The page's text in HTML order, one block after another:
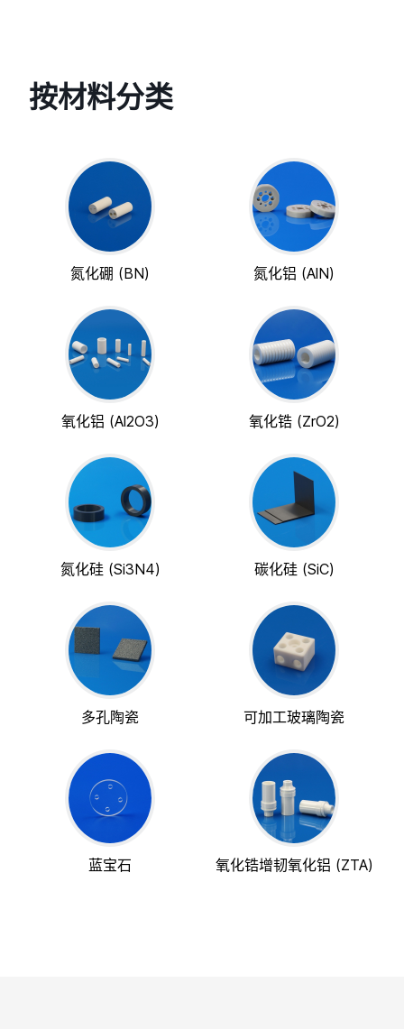
按材料分类
氮化硼 (BN) 氮化铝 (AlN)
氧化铝 (Al2O3) 氧化锆 (ZrO2)
氮化硅 (Si3N4) 碳化硅 (SiC)
多孔陶瓷 可加工玻璃陶瓷
蓝宝石 氧化锆增韧氧化铝 (ZTA)